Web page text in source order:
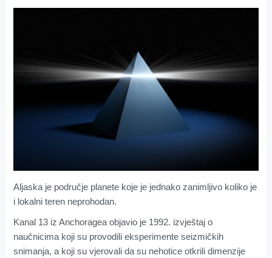
Aljaska je područje planete koje je jednako zanimljivo koliko je
i lokalni teren neprohodan.
Kanal 13 iz Anchoragea objavio je 1992. izvještaj o
naučnicima koji su provodili eksperimente seizmičkih
snimanja, a koji su vjerovali da su nehotice otkrili dimenzije